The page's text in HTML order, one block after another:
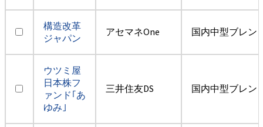
構造改革
ジャパン
アセマネOne 国内中型ブレン
ウツミ屋
日本株フ
ァンド｢あ
ゆみ｣
三井住友DS 国内中型ブレン